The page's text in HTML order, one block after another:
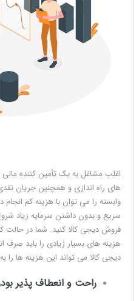
اغلب مشاغل به یک تأمین کننده
های راه اندازی و همچنین جریان نقدی
وابسته را می توان با هزینه کم
سریع و بدون داشتن سرمایه زیاد
فروش دیجی کالا کنید. شما در حالت
هزینه های بسیار زیادی را باید صرف
دیجی کالا می تواند این هزینه ها
راحت و انعطاف پذیر